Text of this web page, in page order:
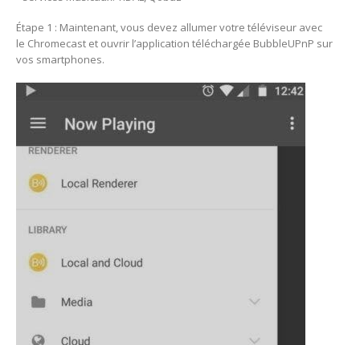
Étape 1 : Maintenant, vous devez allumer votre téléviseur avec
le Chromecast et ouvrir l’application téléchargée BubbleUPnP sur
vos smartphones.